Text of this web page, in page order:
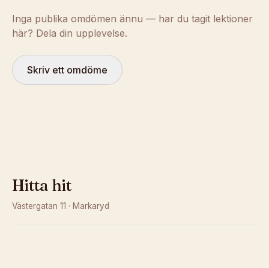
Inga publika omdömen ännu — har du tagit lektioner
här? Dela din upplevelse.
Skriv ett omdöme
Hitta hit
Västergatan 11 · Markaryd